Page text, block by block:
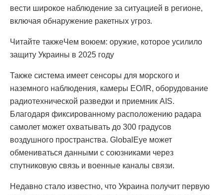
вести широкое наблюдение за ситуацией в регионе,
включая обнаружение ракетных угроз.
Читайте такжеЧем воюем: оружие, которое усилило
защиту Украины в 2025 году
Также система имеет сенсоры для морского и
наземного наблюдения, камеры EO/IR, оборудование
радиотехнической разведки и приемник AIS.
Благодаря фиксированному расположению радара
самолет может охватывать до 300 градусов
воздушного пространства. GlobalEye может
обмениваться данными с союзниками через
спутниковую связь и военные каналы связи.
Недавно стало известно, что Украина получит первую